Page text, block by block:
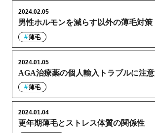
男性ホルモンを減らす以外の薄毛対策
2024.02.05
薄毛
AGA治療薬の個人輸入トラブルに注意
2024.01.05
薄毛
更年期薄毛とストレス体質の関係性
2024.01.04